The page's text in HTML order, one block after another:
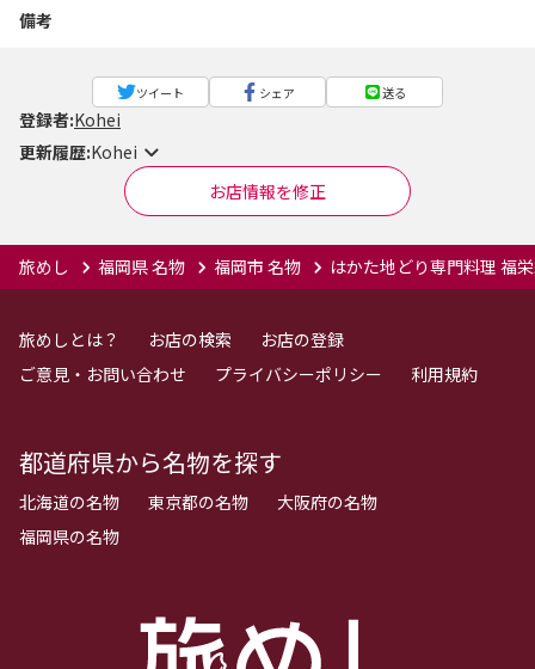
備考
ツイート シェア 送る
登録者:Kohei
更新履歴:Kohei
お店情報を修正
旅めし 福岡県 名物 福岡市 名物 はかた地どり専門料理 福
旅めしとは？ お店の検索
お店の登録
ご意見・お問い合わせ
プライバシーポリシー 利用規約
都道府県から名物を探す
北海道の名物 東京都の名物
大阪府の名物
福岡県の名物